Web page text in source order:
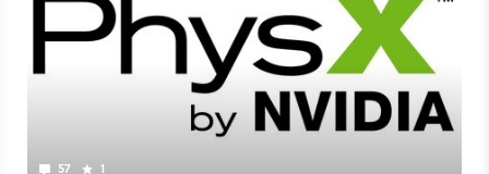
57 1